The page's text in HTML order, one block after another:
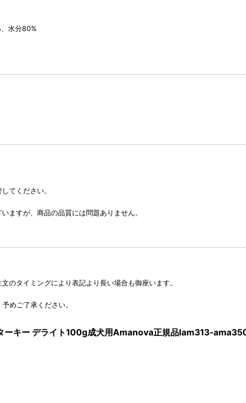
水分80%
てください。
ますが、商品の品質には問題ありません。
のタイミングにより表記より長い場合も御座います。
めご了承ください。
ーキー デライト100g成犬用Amanova正規品lam313-